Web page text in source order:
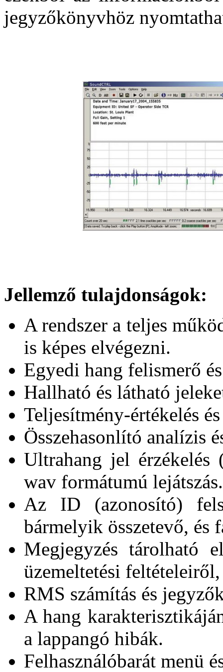
jegyzőkönyvhöz
Jellemző tulajdonságok:
A rendszer a teljes
is képes elvégezni.
Egyedi hang felismerő
Hallható és látható
Teljesítmény-értékelés
Összehasonlító analízis
Ultrahang jel érzékelés
wav formátumú lejátszás.
Az ID (azonosító)
bármelyik összetevő, és
Megjegyzés tárolható
üzemeltetési
RMS számítás és
A hang
a lappangó hibák.
Felhasználóbarát menü